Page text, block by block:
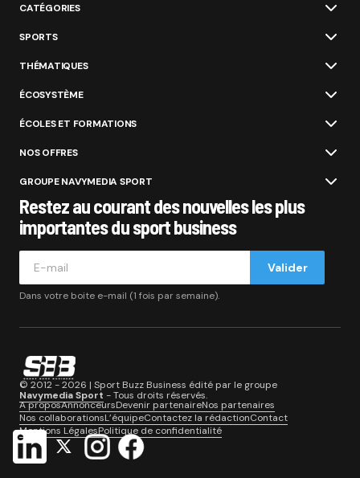
CATÉGORIES
SPORTS
THÉMATIQUES
ÉCOSYSTÈME
ÉCOLES ET FORMATIONS
NOS OFFRES
GROUPE NAVYMEDIA SPORT
Restez au courant des nouvelles les plus
importantes du sport business
Valider
Dans votre boite e-mail (1 fois par semaine).
© 2012 - 2026 | Sport Buzz Business édité par le groupe
Navymedia Sport - Tous droits réservés.
A proposAnnonceursDevenir partenaireNos partenaires
Nos collaborationsL’équipeContactez la rédactionContact
Mentions LégalesPolitique de confidentialité